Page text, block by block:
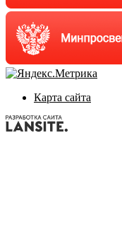
Карта сайта